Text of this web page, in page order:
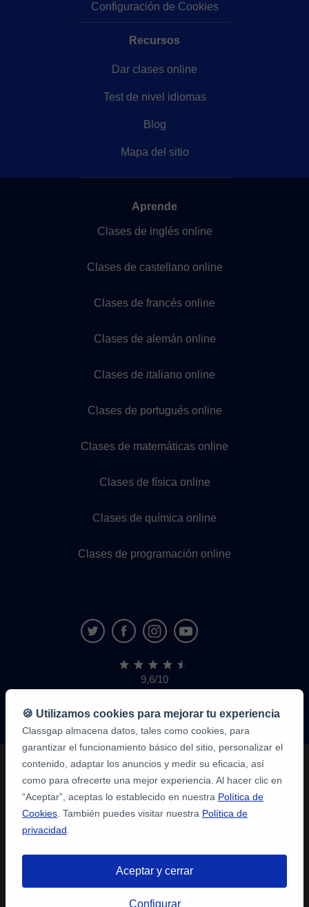
Configuración de Cookies
Recursos
Dar clases online
Test de nivel idiomas
Blog
Mapa del sitio
Aprende
Clases de inglés online
Clases de castellano online
Clases de francés online
Clases de alemán online
Clases de italiano online
Clases de portugués online
Clases de matemáticas online
Clases de física online
Clases de química online
Clases de programación online
9,6/10
1,339,284
de
alumnos
🍪 Utilizamos cookies para mejorar tu experiencia
Classgap almacena datos, tales como cookies, para
garantizar el funcionamiento básico del sitio, personalizar el
contenido, adaptar los anuncios y medir su eficacia, así
como para ofrecerte una mejor experiencia. Al hacer clic en
“Aceptar”, aceptas lo establecido en nuestra Política de
Cookies . También puedes visitar nuestra Política de
privacidad
Aceptar y cerrar
Configurar